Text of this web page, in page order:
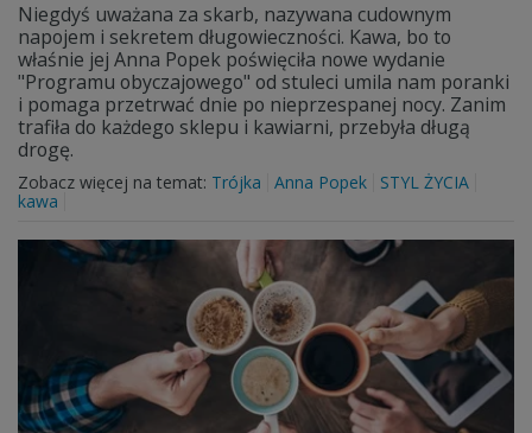
Niegdyś uważana za skarb, nazywana cudownym
napojem i sekretem długowieczności. Kawa, bo to
właśnie jej Anna Popek poświęciła nowe wydanie
"Programu obyczajowego" od stuleci umila nam poranki
i pomaga przetrwać dnie po nieprzespanej nocy. Zanim
trafiła do każdego sklepu i kawiarni, przebyła długą
drogę.
Zobacz więcej na temat: Trójka Anna Popek
STYL ŻYCIA
kawa